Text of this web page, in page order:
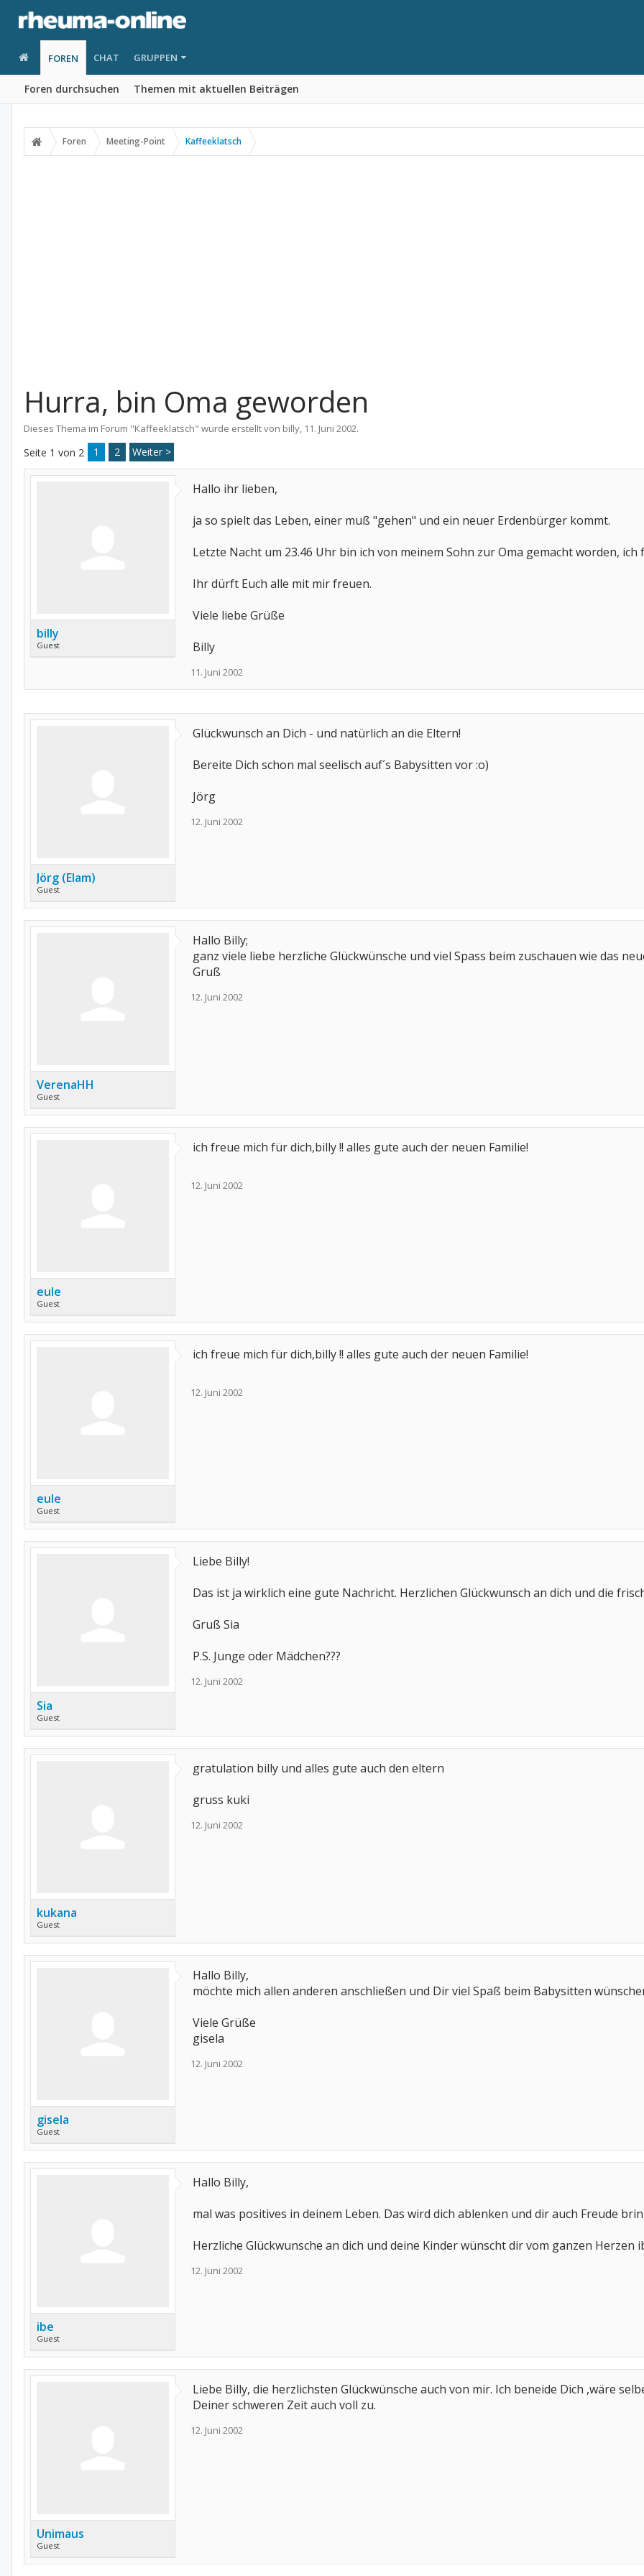
FOREN
Foren durchsuchen Themen mit aktuellen Beiträgen
CHAT GRUPPEN
Foren Meeting-Point Kaffeeklatsch
Hurra, bin Oma geworden
Dieses Thema im Forum "Kaffeeklatsch" wurde erstellt von billy, 11. Juni 2002.
Seite 1 von 2 1 2 Weiter >
billy
Guest
Hallo ihr lieben,
ja so spielt das Leben, einer muß "gehen" und ein neuer Erdenbürger kommt.
Letzte Nacht um 23.46 Uhr bin ich von meinem Sohn zur Oma gemacht worden, ich
Ihr dürft Euch alle mit mir freuen.
Viele liebe Grüße
Billy
11. Juni 2002
Jörg (Elam)
Guest
Glückwunsch an Dich - und natürlich an die Eltern!
Bereite Dich schon mal seelisch auf´s Babysitten vor :o)
Jörg
12. Juni 2002
VerenaHH
Guest
Hallo Billy;
ganz viele liebe herzliche Glückwünsche und viel Spass beim zuschauen wie das
Gruß
12. Juni 2002
eule
Guest
ich freue mich für dich,billy !! alles gute auch der neuen Familie!
12. Juni 2002
eule
Guest
ich freue mich für dich,billy !! alles gute auch der neuen Familie!
12. Juni 2002
Sia
Guest
Liebe Billy!
Das ist ja wirklich eine gute Nachricht. Herzlichen Glückwunsch an dich und die
Gruß Sia
P.S. Junge oder Mädchen???
12. Juni 2002
kukana
Guest
gratulation billy und alles gute auch den eltern
gruss kuki
12. Juni 2002
gisela
Guest
Hallo Billy,
möchte mich allen anderen anschließen und Dir viel Spaß beim Babysitten
Viele Grüße
gisela
12. Juni 2002
ibe
Guest
Hallo Billy,
mal was positives in deinem Leben. Das wird dich ablenken und dir auch Freude
Herzliche Glückwunsche an dich und deine Kinder wünscht dir vom ganzen Herzen
12. Juni 2002
Unimaus
Guest
Liebe Billy, die herzlichsten Glückwünsche auch von mir. Ich beneide Dich ,wäre
Deiner schweren Zeit auch voll zu.
12. Juni 2002